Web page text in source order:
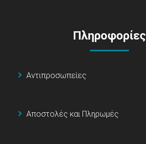
Πληροφορίες
Αντιπροσωπείες
Αποστολές και Πληρωμές